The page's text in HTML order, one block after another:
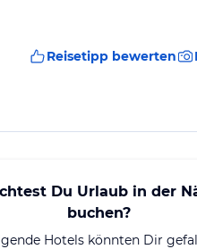
Reisetipp bewerten
Du Urlaub in der
buchen?
Hotels könnten Dir